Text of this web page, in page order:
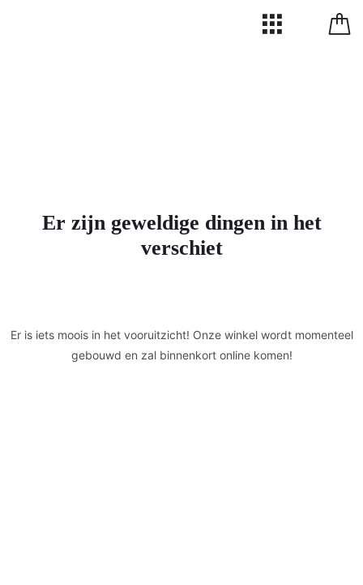
Er zijn geweldige dingen in het
verschiet
Er is iets moois in het vooruitzicht! Onze winkel wordt momenteel
gebouwd en zal binnenkort online komen!